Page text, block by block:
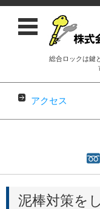
総合ロックは鍵
アクセス
コンテンツに移動
泥棒対策を